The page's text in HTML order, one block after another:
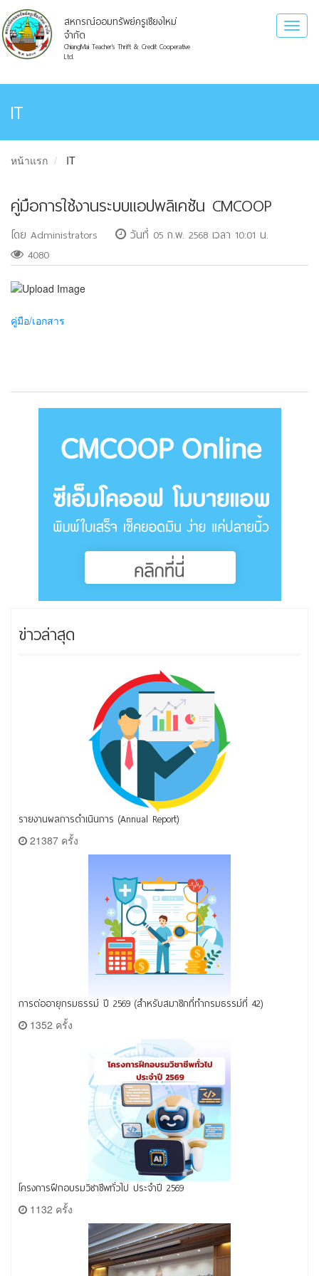
สหกรณ์ออมทรัพย์ครูเชียงใหม่
จำกัด
ChiangMai Teacher's Thrift & Credit Cooperative
Ltd.
IT
หน้าแรก IT
คู่มือการใช้งานระบบแอปพลิเคชัน CMCOOP
โดย Administrators
วันที่ 05 ก.พ. 2568 เวลา 10:01 น.
4080
คู่มือ/เอกสาร
ข่าวล่าสุด
รายงานผลการดำเนินการ (Annual Report)
21387 ครั้ง
การต่ออายุกรมธรรม์ ปี 2569 (สำหรับสมาชิกที่ทำกรมธรรม์ที่ 42)
1352 ครั้ง
โครงการฝึกอบรมวิชาชีพทั่วไป ประจำปี 2569
1132 ครั้ง